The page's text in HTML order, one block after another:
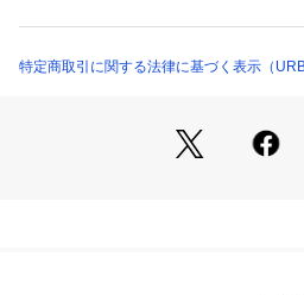
収まるのも嬉しいポイント。
柔らかなトーンのシャツやロング
された大人のリラックススタイルに
XX26230-2222406 （ショップ）
特定商取引に関する法律に基づく表示（